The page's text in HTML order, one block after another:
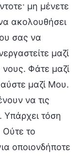
μη μένετε
ακολουθήσει
σας να
μαζί
Φάτε μαζί
μαζί Μου.
να τις
Υπάρχει τόση
το
οποιονδήποτε